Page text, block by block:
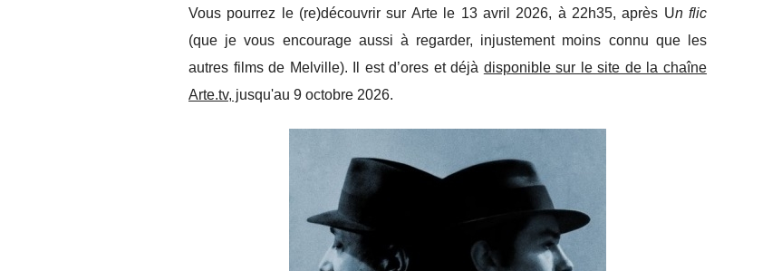
Vous pourrez le (re)découvrir sur Arte le 13 avril 2026, à 22h35, après Un flic
(que je vous encourage aussi à regarder, injustement moins connu que les
autres films de Melville). Il est d’ores et déjà disponible sur le site de la chaîne
Arte.tv, jusqu'au 9 octobre 2026.